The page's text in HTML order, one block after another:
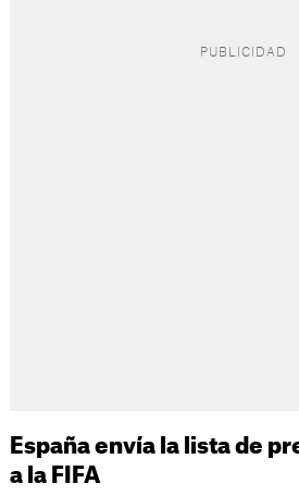
España envía la lista de
a la FIFA